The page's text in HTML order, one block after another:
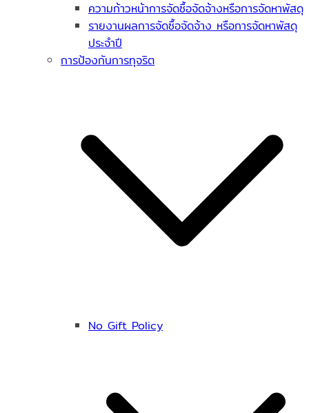
ความก้าวหน้าการจัดซื้อจัดจ้างหรือการจัดหาพัสดุ
รายงานผลการจัดซื้อจัดจ้าง หรือการจัดหาพัสดุ
ประจำปี
การป้องกันการทุจริต
No Gift Policy